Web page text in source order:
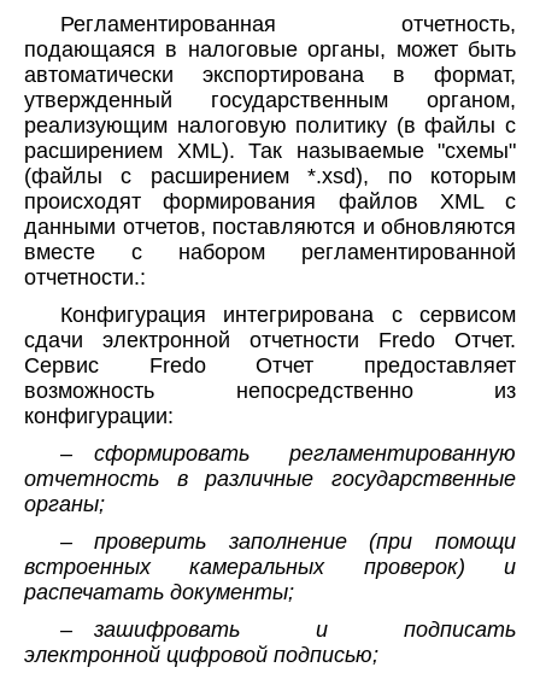
Регламентированная отчетность,
подающаяся в налоговые органы, может быть
автоматически экспортирована в формат,
утвержденный государственным органом,
реализующим налоговую политику (в файлы с
расширением XML). Так называемые "схемы"
(файлы с расширением *.xsd), по которым
происходят формирования файлов XML с
данными отчетов, поставляются и обновляются
вместе с набором регламентированной
отчетности.:
Конфигурация интегрирована с сервисом
сдачи электронной отчетности Fredo Отчет.
Сервис Fredo Отчет предоставляет
возможность непосредственно из
конфигурации:
– сформировать регламентированную
отчетность в различные государственные
органы;
– проверить заполнение (при помощи
встроенных камеральных проверок) и
распечатать документы;
– зашифровать и подписать
электронной цифровой подписью;